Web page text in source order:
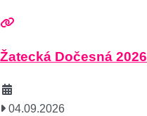
Žatecká Dočesná 2026
04.09.2026